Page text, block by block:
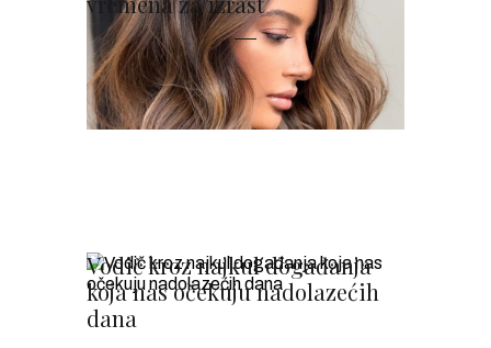
Vodič kroz najkul događanja
koja nas očekuju nadolazećih
dana